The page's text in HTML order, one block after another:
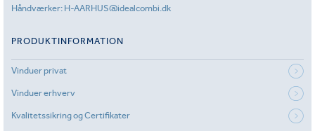
Håndværker: H-AARHUS@idealcombi.dk
PRODUKTINFORMATION
Vinduer privat
Vinduer erhverv
Kvalitetssikring og Certifikater